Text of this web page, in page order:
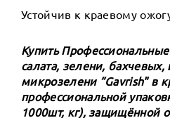
Устойчив к краевому
Купить
салата, зелени, бахчевых,
микрозелени ”Gavrish" в
профессиональной
1000шт, кг), защищённой